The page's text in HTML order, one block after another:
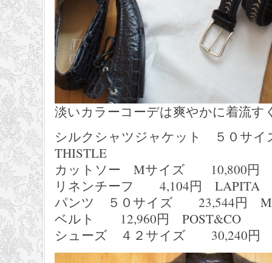
淡いカラーコーデは爽やかに着流す
シルクシャツジャケット ５０
THISTLE
カットソー Mサイズ 10,800円
リネンチーフ 4,104円 LAPITA
パンツ ５０サイズ 23,544円
ベルト 12,960円 POST&CO
シューズ ４２サイズ 30,240円